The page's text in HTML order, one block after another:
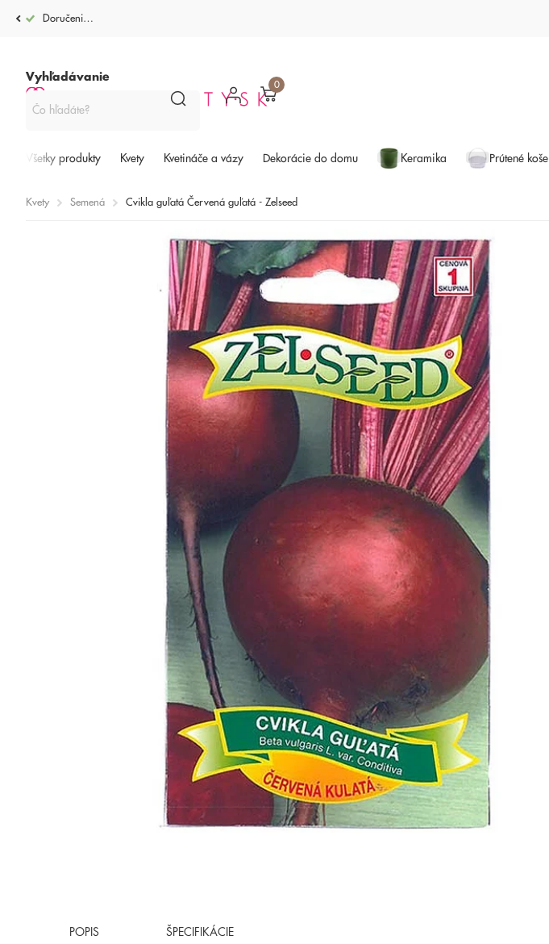
Doručenie po celej SR od 4,99€
Vyhľadávanie
0
Všetky produkty Kvety Kvetináče a vázy Dekorácie do domu Keramika Prútené koše
Kvety Semená Cvikla guľatá Červená guľatá - Zelseed
POPIS ŠPECIFIKÁCIE